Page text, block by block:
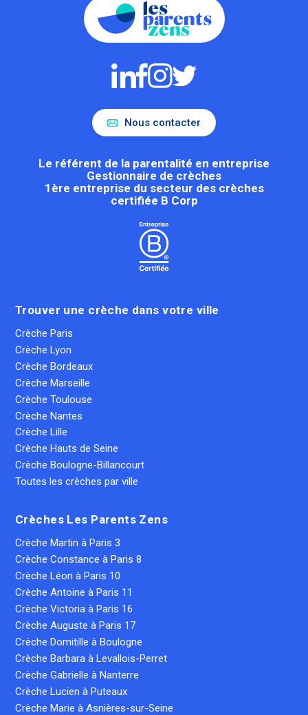
Nous contacter
Le référent de la parentalité en entreprise
Gestionnaire de crèches
1ère entreprise du secteur des crèches
certifiée B Corp
Trouver une crèche dans votre ville
Crèche Paris
Crèche Lyon
Crèche Bordeaux
Crèche Marseille
Crèche Toulouse
Crèche Nantes
Crèche Lille
Crèche Hauts de Seine
Crèche Boulogne-Billancourt
Toutes les crèches par ville
Crèches Les Parents Zens
Crèche Martin à Paris 3
Crèche Constance à Paris 8
Crèche Léon à Paris 10
Crèche Antoine à Paris 11
Crèche Victoria à Paris 16
Crèche Auguste à Paris 17
Crèche Domitille à Boulogne
Crèche Barbara à Levallois-Perret
Crèche Gabrielle à Nanterre
Crèche Lucien à Puteaux
Crèche Marie à Asnières-sur-Seine